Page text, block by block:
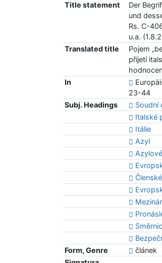
Title statement
Der
und
Rs. C-
u.a.
Translated title
Pojem
přijetí
In
23-44
Subj. Headings
Soudní
Italské
Itálie
Azyl
Form, Genre
článek